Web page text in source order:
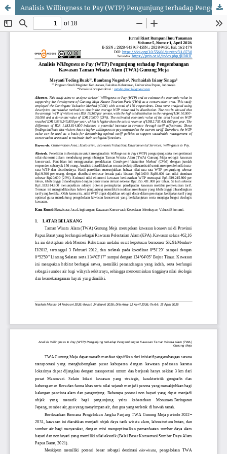
Analisis Willingness to Pay (WTP) Pengunjung terhadap Pengembangan Kawasan Taman Wisata Alam (TWA) Gunung Meja